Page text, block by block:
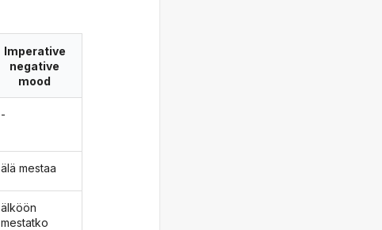
Imperative
negative
mood
-
älä mestaa
älköön
mestatko